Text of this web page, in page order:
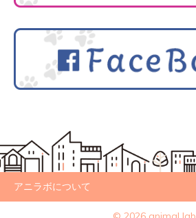
アニラボについて